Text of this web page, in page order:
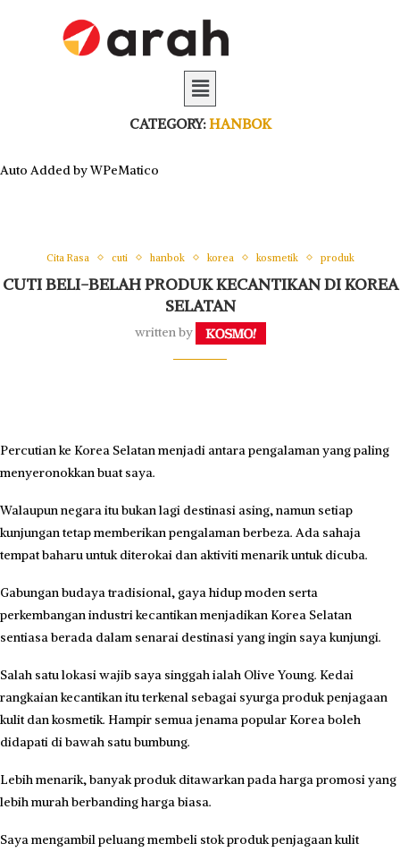
CATEGORY:HANBOK
Auto Added by WPeMatico
Cita Rasa cuti hanbok korea kosmetik produk
CUTI BELI-BELAH PRODUK KECANTIKAN DI KOREA
SELATAN
written by
Percutian ke Korea Selatan menjadi antara pengalaman yang paling
menyeronokkan buat saya.
Walaupun negara itu bukan lagi destinasi asing, namun setiap
kunjungan tetap memberikan pengalaman berbeza. Ada sahaja
tempat baharu untuk diterokai dan aktiviti menarik untuk dicuba.
Gabungan budaya tradisional, gaya hidup moden serta
perkembangan industri kecantikan menjadikan Korea Selatan
sentiasa berada dalam senarai destinasi yang ingin saya kunjungi.
Salah satu lokasi wajib saya singgah ialah Olive Young. Kedai
rangkaian kecantikan itu terkenal sebagai syurga produk penjagaan
kulit dan kosmetik. Hampir semua jenama popular Korea boleh
didapati di bawah satu bumbung.
Lebih menarik, banyak produk ditawarkan pada harga promosi yang
lebih murah berbanding harga biasa.
Saya mengambil peluang membeli stok produk penjagaan kulit